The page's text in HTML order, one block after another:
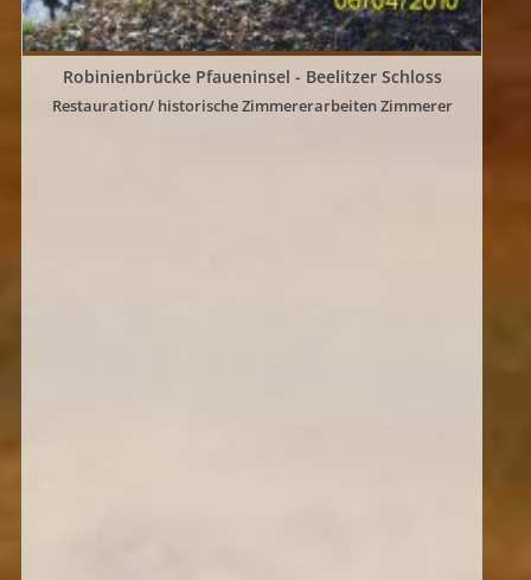
Robinienbrücke Pfaueninsel - Beelitzer Schloss
Restauration/ historische Zimmererarbeiten Zimmerer